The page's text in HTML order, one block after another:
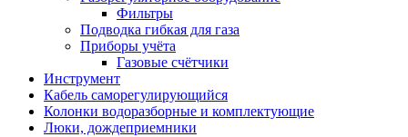
Фильтры
Подводка гибкая для газа
Приборы учёта
Газовые счётчики
Инструмент
Кабель саморегулирующийся
Колонки водоразборные и комплектующие
Люки, дождеприемники